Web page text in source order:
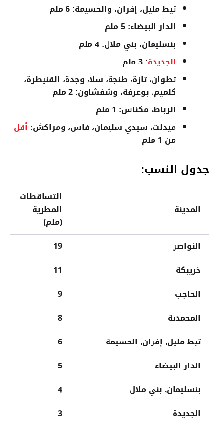
تيط مليل، إفران، والحسيمة: 6 ملم
الدار البيضاء: 5 ملم
بنسليمان، بني ملال: 4 ملم
الجديدة: 3 ملم
تطوان، تازة، طنجة، سلا، وجدة، القنيطرة،
كلميم، بوعرفة، وشفشاون: 2 ملم
الرباط، مكناس: 1 ملم
ميدلت، سيدي سليمان، فاس، ومراكش: أقل
من 1 ملم
جدول النسب:
المدينة
التساقطات
المطرية
(ملم)
النواصر
19
خريبكة
11
الحاجب
9
المحمدية
8
تيط مليل, إفران, الحسيمة
6
الدار البيضاء
5
بنسليمان, بني ملال
4
الجديدة
3